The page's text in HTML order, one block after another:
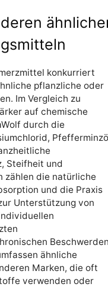
konkurriert
pflanzliche oder
Im Vergleich zu
auf chemische
durch die
Steifheit und
zählen die natürliche
und die Praxis
Unterstützung von
ähnliche
Marken, die oft
verwenden oder